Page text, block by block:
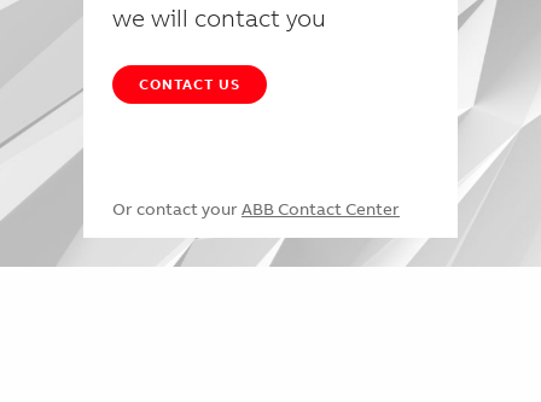
we will contact you
CONTACT US
Or contact your ABB Contact Center